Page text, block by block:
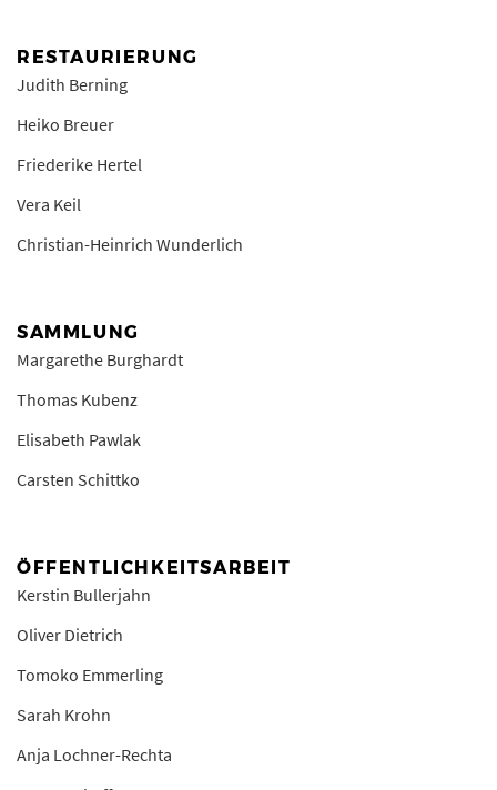
RESTAURIERUNG
Judith Berning
Heiko Breuer
Friederike Hertel
Vera Keil
Christian-Heinrich Wunderlich
SAMMLUNG
Margarethe Burghardt
Thomas Kubenz
Elisabeth Pawlak
Carsten Schittko
ÖFFENTLICHKEITSARBEIT
Kerstin Bullerjahn
Oliver Dietrich
Tomoko Emmerling
Sarah Krohn
Anja Lochner-Rechta